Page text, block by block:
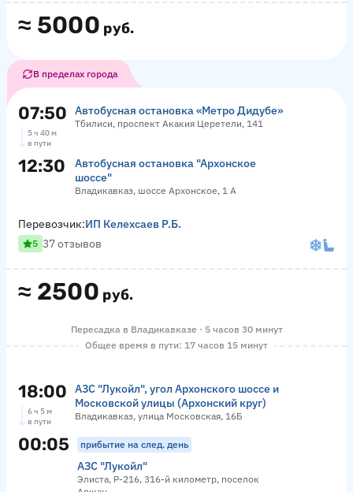
≈ 5000 руб.
В пределах города
07:50 Автобусная остановка «Метро Дидубе»
Тбилиси, проспект Акакия Церетели, 141
5 ч 40 м
в пути
12:30
Автобусная остановка "Архонское
шоссе"
Владикавказ, шоссе Архонское, 1 А
≈ 2500 руб.
Перевозчик:ИП Келехсаев Р.Б.
5 37 отзывов
Пересадка в Владикавказе · 5 часов 30 минут
Общее время в пути: 17 часов 15 минут
18:00
АЗС "Лукойл", угол Архонского шоссе и
Московской улицы (Архонский круг)
Владикавказ, улица Московская, 16Б
6 ч 5 м
в пути
00:05 прибытие на след. день
АЗС "Лукойл"
Элиста, Р-216, 316-й километр, поселок